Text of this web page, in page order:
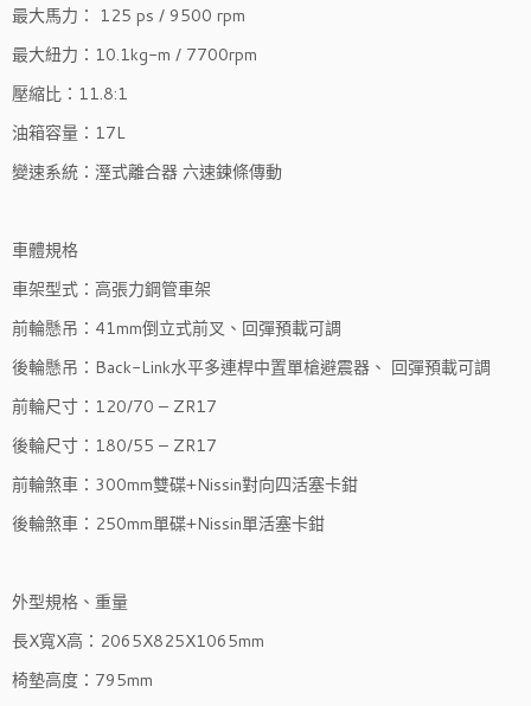
最大馬力： 125 ps / 9500 rpm
最大紐力：10.1kg-m / 7700rpm
壓縮比：11.8:1
油箱容量：17L
變速系統：溼式離合器 六速鍊條傳動
車體規格
車架型式：高張力鋼管車架
前輪懸吊：41mm倒立式前叉、回彈預載可調
後輪懸吊：Back-Link水平多連桿中置單槍避震器、 回彈預載可調
前輪尺寸：120/70 – ZR17
後輪尺寸：180/55 – ZR17
前輪煞車：300mm雙碟+Nissin對向四活塞卡鉗
後輪煞車：250mm單碟+Nissin單活塞卡鉗
外型規格、重量
長X寬X高：2065X825X1065mm
椅墊高度：795mm